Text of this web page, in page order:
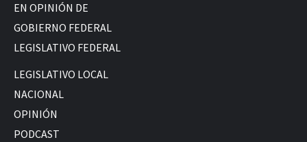
EN OPINIÓN DE
GOBIERNO FEDERAL
LEGISLATIVO FEDERAL
LEGISLATIVO LOCAL
NACIONAL
OPINIÓN
PODCAST